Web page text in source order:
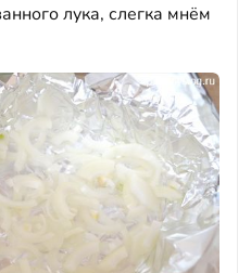
лука, слегка мнём